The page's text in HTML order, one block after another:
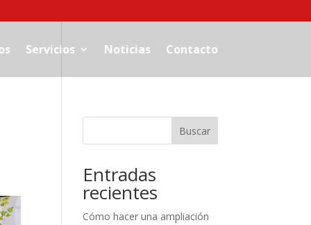
Servicios Noticias Contacto
Buscar
Entradas
recientes
Cómo hacer una ampliación